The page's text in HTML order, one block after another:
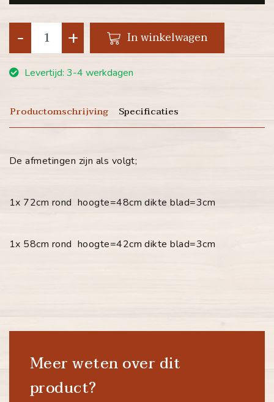
+
- In winkelwagen
Levertijd: 3-4 werkdagen
Productomschrijving Specificaties
De afmetingen zijn als volgt;
1x 72cm rond hoogte=48cm dikte blad=3cm
1x 58cm rond hoogte=42cm dikte blad=3cm
Meer weten over dit
product?